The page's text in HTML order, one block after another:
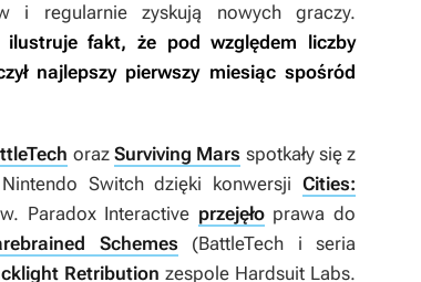
i regularnie zyskują nowych graczy.
ilustruje fakt, że pod względem liczby
najlepszy pierwszy miesiąc spośród
oraz Surviving Mars spotkały się z
Switch dzięki konwersji Cities:
Paradox Interactive przejęłoprawa do
Schemes (BattleTech i seria
Retribution zespole Hardsuit Labs.